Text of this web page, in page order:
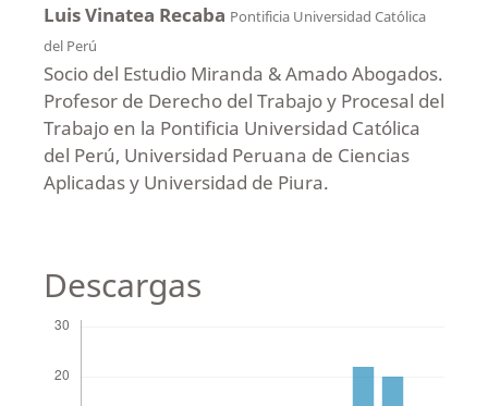
Luis Vinatea Recaba Pontificia Universidad Católica
del Perú
Socio del Estudio Miranda & Amado Abogados.
Profesor de Derecho del Trabajo y Procesal del
Trabajo en la Pontificia Universidad Católica
del Perú, Universidad Peruana de Ciencias
Aplicadas y Universidad de Piura.
Descargas